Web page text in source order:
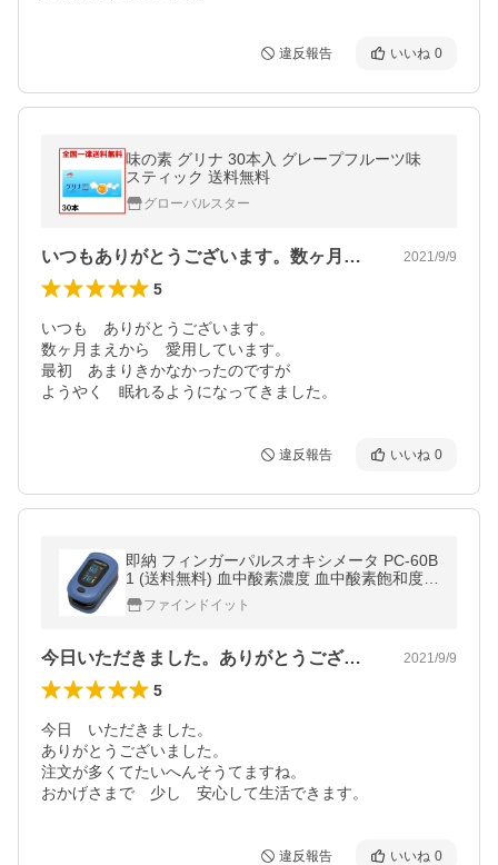
違反報告 いいね 0
味の素 グリナ 30本入 グレープフルーツ味
スティック 送料無料
グローバルスター
いつもありがとうございます。数ヶ月まえ… 2021/9/9
5
いつも　ありがとうございます。
数ヶ月まえから　愛用しています。
最初　あまりきかなかったのですが
ようやく　眠れるようになってきました。
違反報告 いいね 0
即納 フィンガーパルスオキシメータ PC-60B
1 (送料無料) 血中酸素濃度 血中酸素飽和度
酸素濃度計 脈拍 還流指数 パルスオキシメー
ター カフベンテック
ファインドイット
今日いただきました。ありがとうございま… 2021/9/9
5
今日　いただきました。
ありがとうございました。
注文が多くてたいへんそうてますね。
おかげさまで　少し　安心して生活できます。
違反報告 いいね 0